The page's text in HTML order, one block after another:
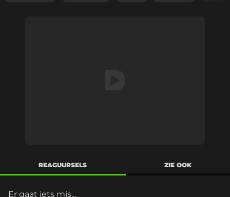
REAGUURSELS ZIE OOK
Er gaat iets mis...